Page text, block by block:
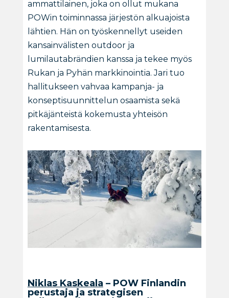
ammattilainen, joka on ollut mukana
POWin toiminnassa järjestön alkuajoista
lähtien. Hän on työskennellyt useiden
kansainvälisten outdoor ja
lumilautabrändien kanssa ja tekee myös
Rukan ja Pyhän markkinointia. Jari tuo
hallitukseen vahvaa kampanja- ja
konseptisuunnittelun osaamista sekä
pitkäjänteistä kokemusta yhteisön
rakentamisesta.
Niklas Kaskeala – POW Finlandin
perustaja ja strategisen